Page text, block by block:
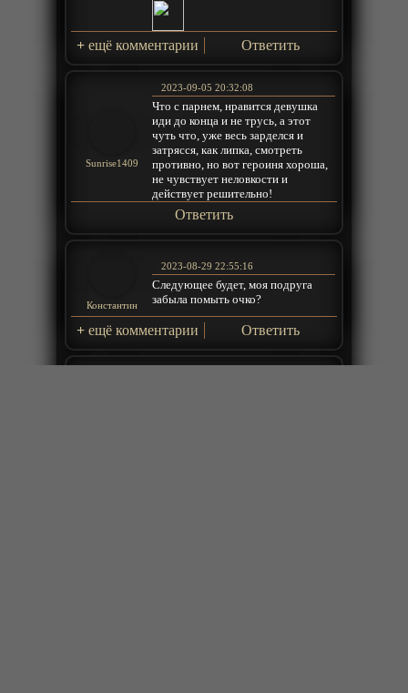
+ ещё комментарии Ответить
Sunrise1409
2023-09-05 20:32:08
Что с парнем, нравится девушка
иди до конца и не трусь, а этот
чуть что, уже весь зарделся и
затрясся, как липка, смотреть
противно, но вот героиня хороша,
не чувствует неловкости и
действует решительно!
Ответить
Константин
2023-08-29 22:55:16
Следующее будет, моя подруга
забыла помыть очко?
+ ещё комментарии Ответить